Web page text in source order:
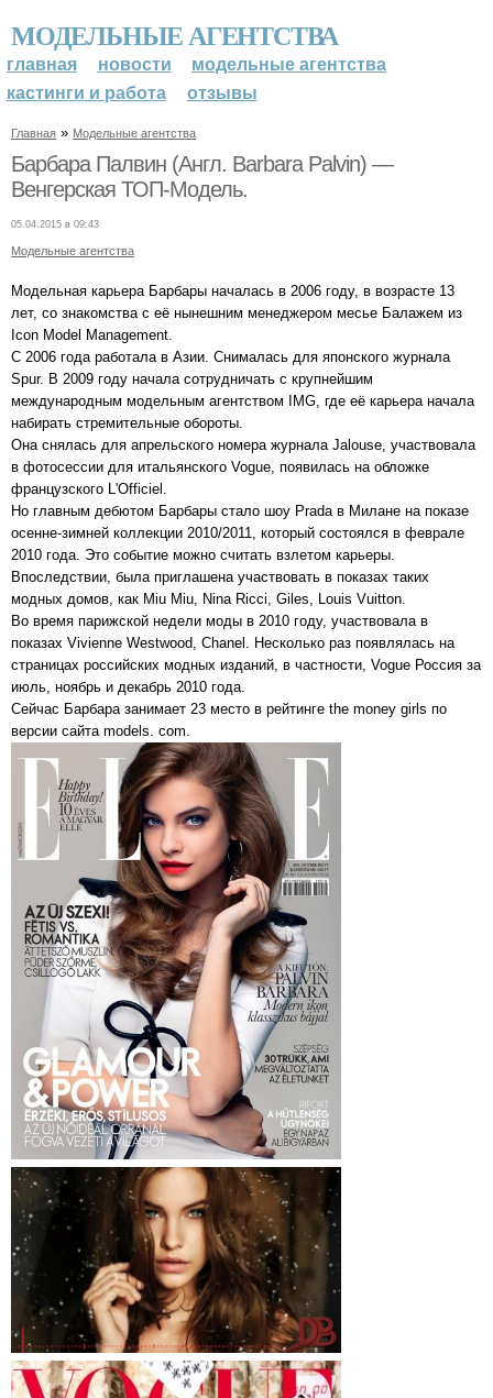
МОДЕЛЬНЫЕ АГЕНТСТВА
главная новости
модельные агентства
кастинги и работа
отзывы
Главная » Модельные агентства
Барбара Палвин (Англ. Barbara Palvin) —
Венгерская ТОП-Модель.
05.04.2015 в 09:43
Модельные агентства
Модельная карьера Барбары началась в 2006 году, в возрасте 13
лет, со знакомства с её нынешним менеджером месье Балажем из
Icon Model Management.
С 2006 года работала в Азии. Снималась для японского журнала
Spur. В 2009 году начала сотрудничать с крупнейшим
международным модельным агентством IMG, где её карьера начала
набирать стремительные обороты.
Она снялась для апрельского номера журнала Jalouse, участвовала
в фотосессии для итальянского Vogue, появилась на обложке
французского L'Officiel.
Но главным дебютом Барбары стало шоу Prada в Милане на показе
осенне-зимней коллекции 2010/2011, который состоялся в феврале
2010 года. Это событие можно считать взлетом карьеры.
Впоследствии, была приглашена участвовать в показах таких
модных домов, как Miu Miu, Nina Ricci, Giles, Louis Vuitton.
Во время парижской недели моды в 2010 году, участвовала в
показах Vivienne Westwood, Chanel. Несколько раз появлялась на
страницах российских модных изданий, в частности, Vogue Россия за
июль, ноябрь и декабрь 2010 года.
Сейчас Барбара занимает 23 место в рейтинге the money girls по
версии сайта models. com.